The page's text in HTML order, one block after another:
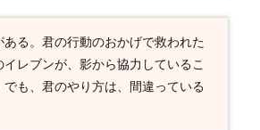
ある。君の行動のおかげで救われた
イレブンが、影から協力しているこ
でも、君のやり方は、間違っている